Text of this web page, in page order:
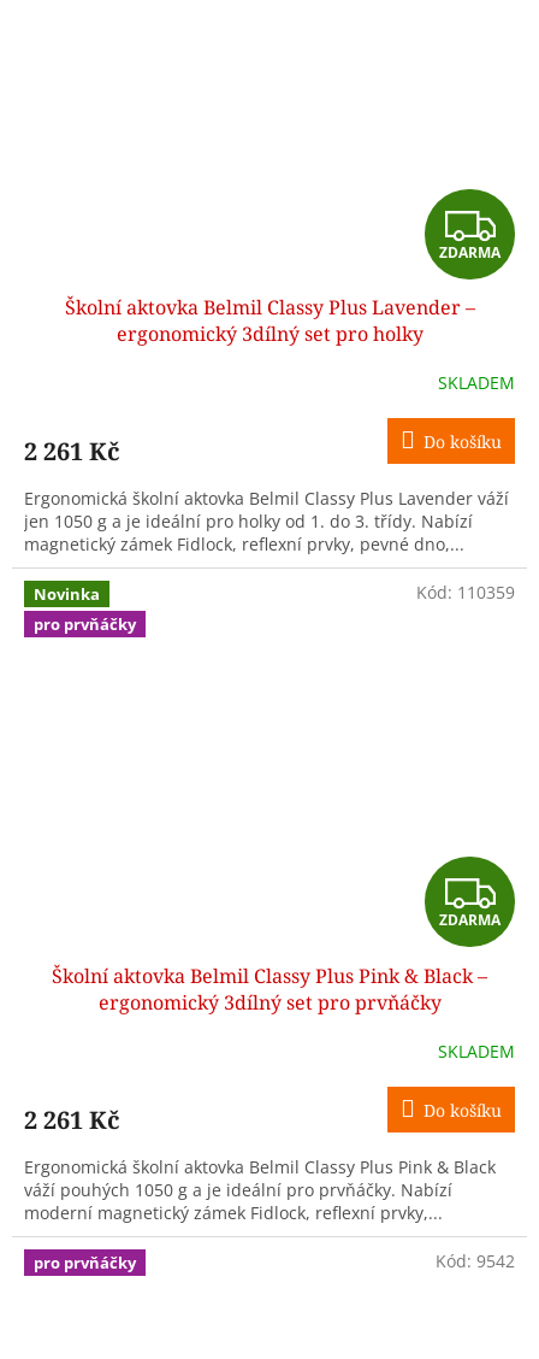
Z
D
R
M
A
ZDARMA
Školní aktovka Belmil Classy Plus Lavender –
ergonomický 3dílný set pro holky
SKLADEM
2 261 Kč Do košíku
Ergonomická školní aktovka Belmil Classy Plus Lavender váží
jen 1050 g a je ideální pro holky od 1. do 3. třídy. Nabízí
magnetický zámek Fidlock, reflexní prvky, pevné dno,...
Novinka
pro prvňáčky
Z
D
R
M
A
ZDARMA
Školní aktovka Belmil Classy Plus Pink & Black –
ergonomický 3dílný set pro prvňáčky
SKLADEM
2 261 Kč Do košíku
Ergonomická školní aktovka Belmil Classy Plus Pink & Black
váží pouhých 1050 g a je ideální pro prvňáčky. Nabízí
moderní magnetický zámek Fidlock, reflexní prvky,...
Kód: 110359
pro prvňáčky Kód: 9542